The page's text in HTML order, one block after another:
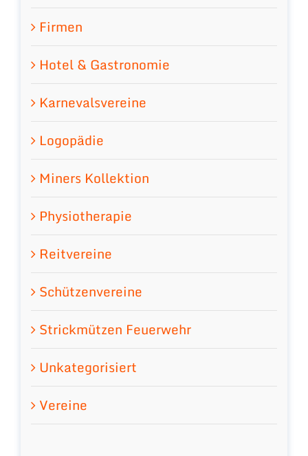
Firmen
Hotel & Gastronomie
Karnevalsvereine
Logopädie
Miners Kollektion
Physiotherapie
Reitvereine
Schützenvereine
Strickmützen Feuerwehr
Unkategorisiert
Vereine